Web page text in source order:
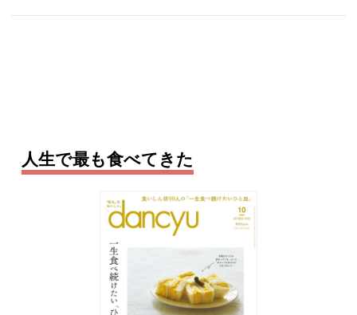
人生で最も食べてきた